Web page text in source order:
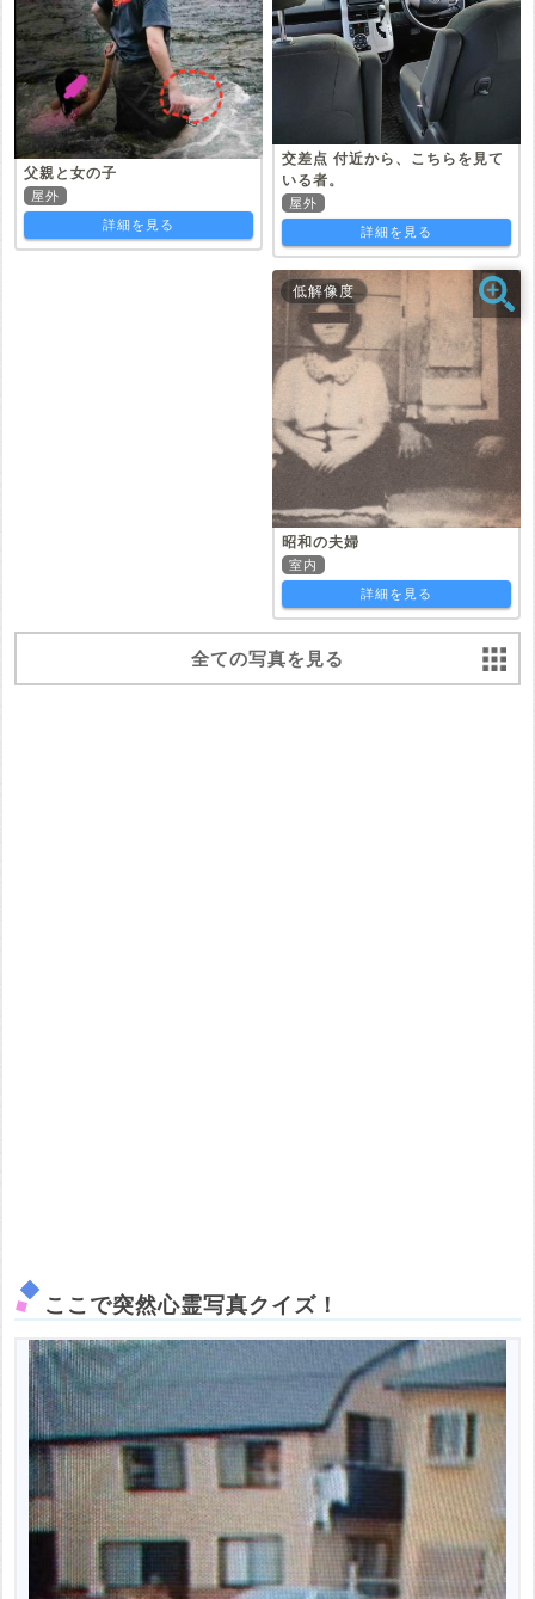
父親と女の子
屋外
詳細を見る
交差点 付近から、こちらを見て
いる者。
屋外
詳細を見る
低解像度
昭和の夫婦
室内
詳細を見る
全ての写真を見る
ここで突然心霊写真クイズ！